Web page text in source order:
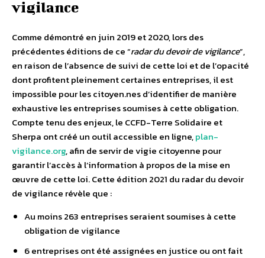
vigilance
Comme démontré en juin 2019 et 2020, lors des
précédentes éditions de ce “radar du devoir de vigilance”,
en raison de l’absence de suivi de cette loi et de l’opacité
dont profitent pleinement certaines entreprises, il est
impossible pour les citoyen.nes d’identifier de manière
exhaustive les entreprises soumises à cette obligation.
Compte tenu des enjeux, le CCFD-Terre Solidaire et
Sherpa ont créé un outil accessible en ligne,plan-
vigilance.org, afin de servir de vigie citoyenne pour
garantir l’accès à l’information à propos de la mise en
œuvre de cette loi. Cette édition 2021 du radar du devoir
de vigilance révèle que :
Au moins 263 entreprises seraient soumises à cette
obligation de vigilance
6 entreprises ont été assignées en justice ou ont fait